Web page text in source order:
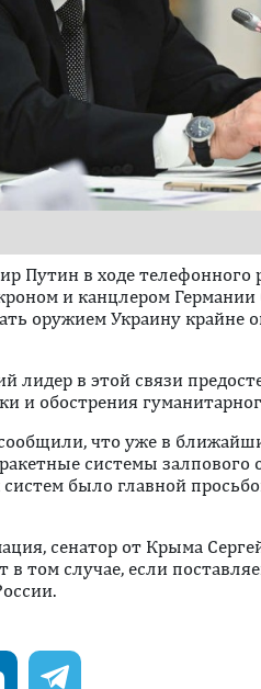
Путин в ходе телефонного
и канцлером
оружием Украину крайне
лидер в этой связи
и обострения
что уже в
системы залпового
было главной
сенатор от Крыма
в том случае, если